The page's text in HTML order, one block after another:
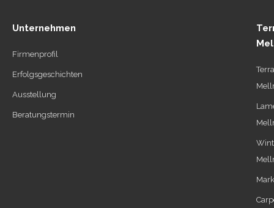
Unternehmen
Firmenprofil
Erfolgsgeschichten
Ausstellung
Beratungstermin